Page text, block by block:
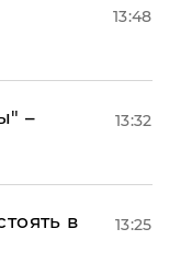
13:48
–
13:32
в
13:25